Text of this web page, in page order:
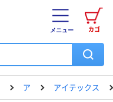
カゴ
メニュー
ア アイテックス